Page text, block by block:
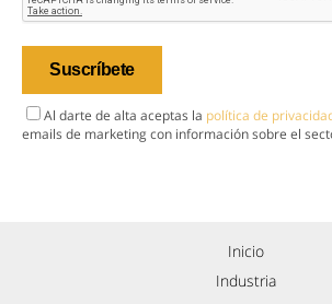
Al darte de alta aceptas la política de
emails de marketing con información sobre el
Inicio
Industria